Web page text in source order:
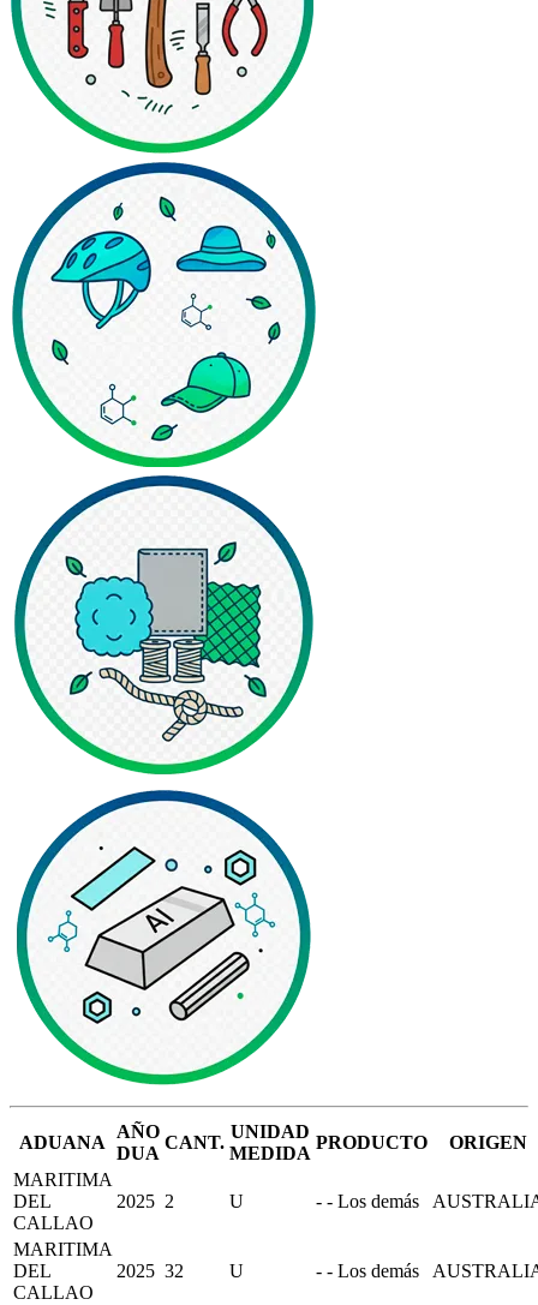
ADUANA
AÑO
DUA
CANT.
UNIDAD
MEDIDA
PRODUCTO
ORIGEN
MARITIMA
DEL
CALLAO
2025 2 U - - Los demás
MARITIMA
DEL
CALLAO
2025 32 U - - Los demás